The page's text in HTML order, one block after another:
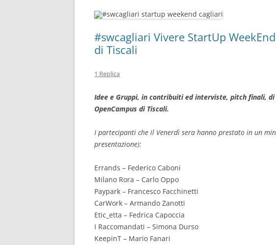
#swcagliari Vivere StartUp
di Tiscali
1 Replica
Idee e Gruppi, in contribuiti ed interviste, pitch finali,
OpenCampus di Tiscali.
I partecipanti che il Venerdì sera hanno prestato in un
presentazione):
Errands – Federico Caboni
Milano Rora – Carlo Oppo
Paypark – Francesco Facchinetti
CarWork – Armando Zanotti
Etic_etta – Fedrica Capoccia
I Raccomandati – Simona Durso
KeepinT – Mario Fanari